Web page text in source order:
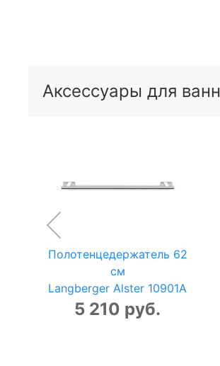
Аксессуары для
Полотенцедержатель 62
см
Langberger Alster 10901A
5 210 руб.